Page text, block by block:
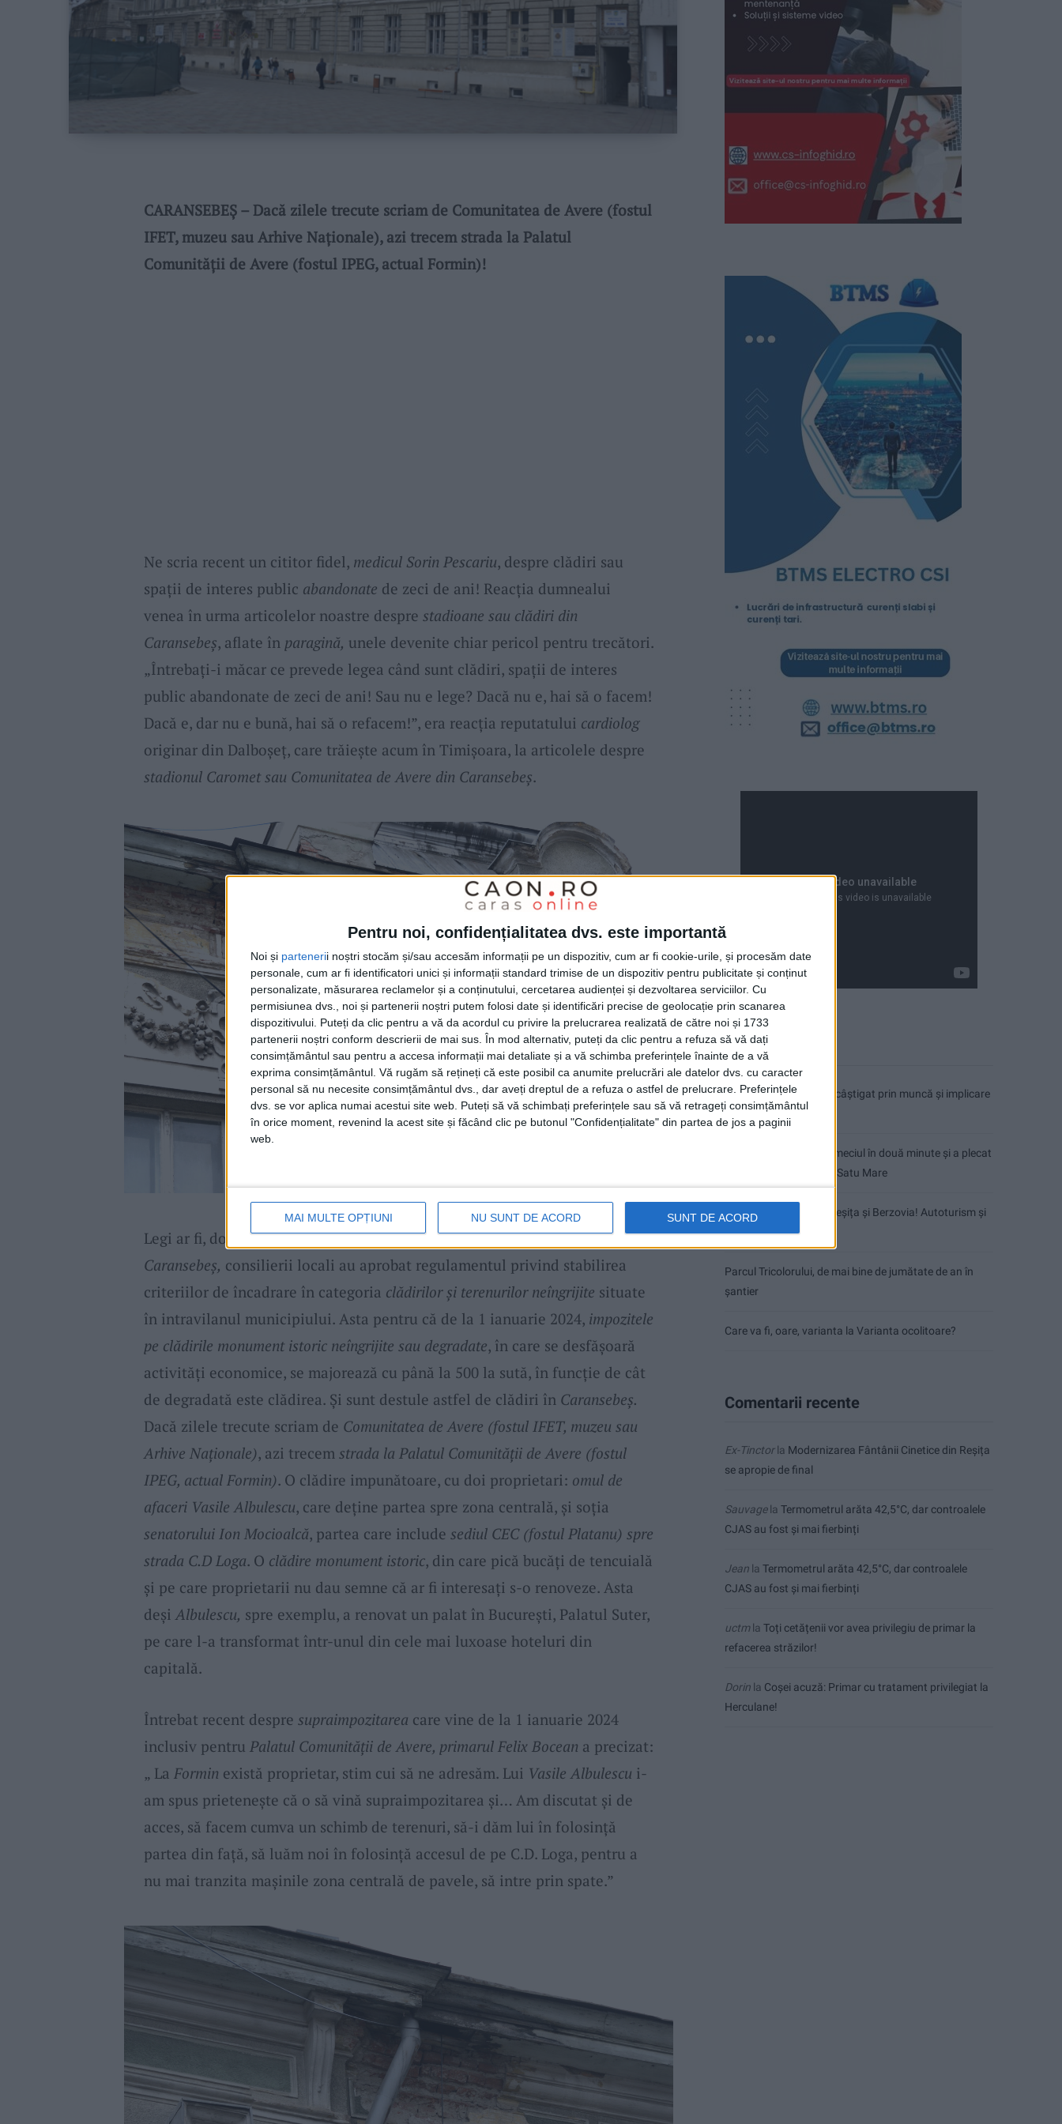
Pentru noi, confidențialitatea dvs. este importantă
Noi și partenerii noștri stocăm și/sau accesăm informații pe un dispozitiv, cum ar fi cookie-urile, și procesăm date
personale, cum ar fi identificatori unici și informații standard trimise de un dispozitiv pentru publicitate și conținut
personalizate, măsurarea reclamelor și a conținutului, cercetarea audienței și dezvoltarea serviciilor. Cu
permisiunea dvs., noi și partenerii noștri putem folosi date și identificări precise de geolocație prin scanarea
dispozitivului. Puteți da clic pentru a vă da acordul cu privire la prelucrarea realizată de către noi și 1733
partenerii noștri conform descrierii de mai sus. În mod alternativ, puteți da clic pentru a refuza să vă dați
consimțământul sau pentru a accesa informații mai detaliate și a vă schimba preferințele înainte de a vă
exprima consimțământul. Vă rugăm să rețineți că este posibil ca anumite prelucrări ale datelor dvs. cu caracter
personal să nu necesite consimțământul dvs., dar aveți dreptul de a refuza o astfel de prelucrare. Preferințele
dvs. se vor aplica numai acestui site web. Puteți să vă schimbați preferințele sau să vă retrageți consimțământul
în orice moment, revenind la acest site și făcând clic pe butonul "Confidențialitate" din partea de jos a paginii
web.
MAI MULTE OPȚIUNI NU SUNT DE ACORD SUNT DE ACORD
CARANSEBEŞ – Dacă zilele trecute scriam de Comunitatea de Avere (fostul
IFET, muzeu sau Arhive Naționale), azi trecem strada la Palatul
Comunității de Avere (fostul IPEG, actual Formin)!
Ne scria recent un cititor fidel, medicul Sorin Pescariu, despre clădiri sau
spații de interes public abandonate de zeci de ani! Reacția dumnealui
venea în urma articolelor noastre despre stadioane sau clădiri din
Caransebeș, aflate în paragină, unele devenite chiar pericol pentru trecători.
„Întrebați-i măcar ce prevede legea când sunt clădiri, spații de interes
public abandonate de zeci de ani! Sau nu e lege? Dacă nu e, hai să o facem!
Dacă e, dar nu e bună, hai să o refacem!”, era reacția reputatului cardiolog
originar din Dalboșeț, care trăiește acum în Timișoara, la articolele despre
stadionul Caromet sau Comunitatea de Avere din Caransebeș.
Legi ar fi, doar că trebuie și puse-n aplicare. Spre exemplu, recent, la
Caransebeș, consilierii locali au aprobat regulamentul privind stabilirea
criteriilor de încadrare în categoria clădirilor și terenurilor neîngrijite situate
în intravilanul municipiului. Asta pentru că de la 1 ianuarie 2024, impozitele
pe clădirile monument istoric neîngrijite sau degradate, în care se desfășoară
activități economice, se majorează cu până la 500 la sută, în funcție de cât
de degradată este clădirea. Și sunt destule astfel de clădiri în Caransebeș.
Dacă zilele trecute scriam de Comunitatea de Avere (fostul IFET, muzeu sau
Arhive Naționale), azi trecem strada la Palatul Comunității de Avere (fostul
IPEG, actual Formin). O clădire impunătoare, cu doi proprietari: omul de
afaceri Vasile Albulescu, care deține partea spre zona centrală, și soția
senatorului Ion Mocioalcă, partea care include sediul CEC (fostul Platanu) spre
strada C.D Loga. O clădire monument istoric, din care pică bucăți de tencuială
și pe care proprietarii nu dau semne că ar fi interesați s-o renoveze. Asta
deși Albulescu, spre exemplu, a renovat un palat în București, Palatul Suter,
pe care l-a transformat într-unul din cele mai luxoase hoteluri din
capitală.
Întrebat recent despre supraimpozitarea care vine de la 1 ianuarie 2024
inclusiv pentru Palatul Comunității de Avere, primarul Felix Bocean a precizat:
„ La Formin există proprietar, stim cui să ne adresăm. Lui Vasile Albulescu i-
am spus prietenește că o să vină supraimpozitarea și… Am discutat și de
acces, să facem cumva un schimb de terenuri, să-i dăm lui în folosință
partea din față, să luăm noi în folosință accesul de pe C.D. Loga, pentru a
nu mai tranzita mașinile zona centrală de pavele, să intre prin spate.”
Articole recente
Dorinel Munteanu: Am câștigat prin muncă și implicare
totală!
CSM Reșița a rezolvat meciul în două minute și a plecat
cu toate punctele de la Satu Mare
Accident mortal între Reșița și Berzovia! Autoturism și
TIR în flăcări!
Parcul Tricolorului, de mai bine de jumătate de an în
șantier
Care va fi, oare, varianta la Varianta ocolitoare?
Comentarii recente
Ex-Tinctorla Modernizarea Fântânii Cinetice din Reșița
se apropie de final
Sauvagela Termometrul arăta 42,5°C, dar controalele
CJAS au fost și mai fierbinți
Jean la Termometrul arăta 42,5°C, dar controalele
CJAS au fost și mai fierbinți
uctmla Toți cetățenii vor avea privilegiu de primar la
refacerea străzilor!
Dorin la Coșei acuză: Primar cu tratament privilegiat la
Herculane!